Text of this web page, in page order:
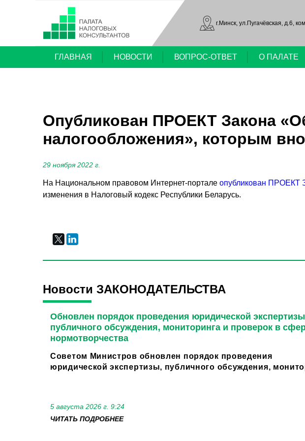
г.Минск, ул.Пугачёвская, д.6,
ГЛАВНАЯ НОВОСТИ ВОПРОС-ОТВЕТ О ПАЛАТЕ
Опубликован ПРОЕКТ Закона
налогообложения», которым
29 ноября 2022 г.
На Национальном правовом Интернет-портале опубликован ПРОЕКТ
изменения в Налоговый кодекс Республики Беларусь.
Новости ЗАКОНОДАТЕЛЬСТВА
Обновлен порядок проведения юридической
публичного обсуждения, мониторинга и проверок в
нормотворчества
Советом Министров обновлен порядок проведения
юридической экспертизы, публичного обсуждения,
5 августа 2026 г. 9:24
ЧИТАТЬ ПОДРОБНЕЕ